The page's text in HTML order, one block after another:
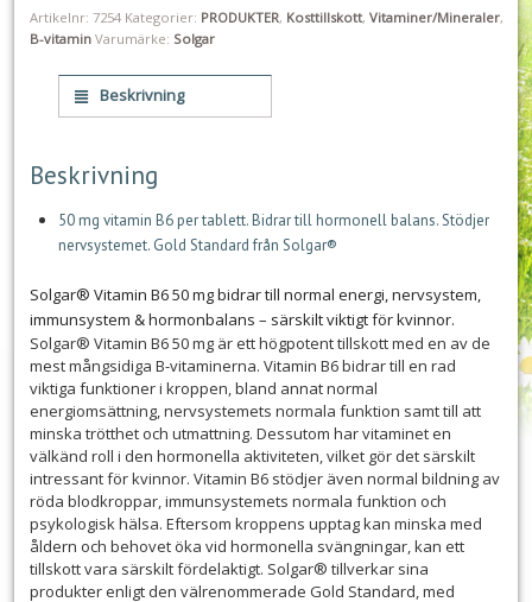
Artikelnr: 7254 Kategorier: PRODUKTER, Kosttillskott, Vitaminer/Mineraler,
B-vitamin Varumärke: Solgar
Beskrivning
Beskrivning
50 mg vitamin B6 per tablett. Bidrar till hormonell balans. Stödjer
nervsystemet. Gold Standard från Solgar®
Solgar® Vitamin B6 50 mg bidrar till normal energi, nervsystem,
immunsystem & hormonbalans – särskilt viktigt för kvinnor.
Solgar® Vitamin B6 50 mg är ett högpotent tillskott med en av de
mest mångsidiga B-vitaminerna. Vitamin B6 bidrar till en rad
viktiga funktioner i kroppen, bland annat normal
energiomsättning, nervsystemets normala funktion samt till att
minska trötthet och utmattning. Dessutom har vitaminet en
välkänd roll i den hormonella aktiviteten, vilket gör det särskilt
intressant för kvinnor. Vitamin B6 stödjer även normal bildning av
röda blodkroppar, immunsystemets normala funktion och
psykologisk hälsa. Eftersom kroppens upptag kan minska med
åldern och behovet öka vid hormonella svängningar, kan ett
tillskott vara särskilt fördelaktigt. Solgar® tillverkar sina
produkter enligt den välrenommerade Gold Standard, med